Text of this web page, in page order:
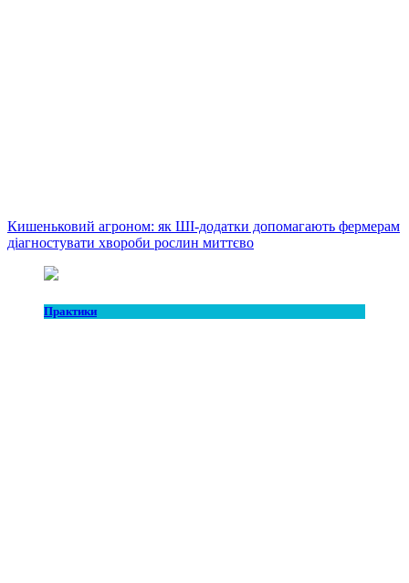
Кишеньковий агроном: як ШІ-додатки допомагають фермерам
діагностувати хвороби рослин миттєво
Практики